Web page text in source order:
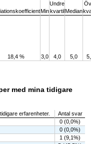
Min
Undre
kvartilMedian
18,4 % 3,0 4,0 5,0
med mina tidigare
erfarenheter.
Antal svar
0 (0,0%)
0 (0,0%)
1 (9,1%)